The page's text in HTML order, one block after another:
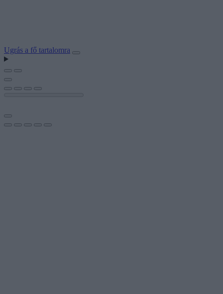
Ugrás a fő tartalomra